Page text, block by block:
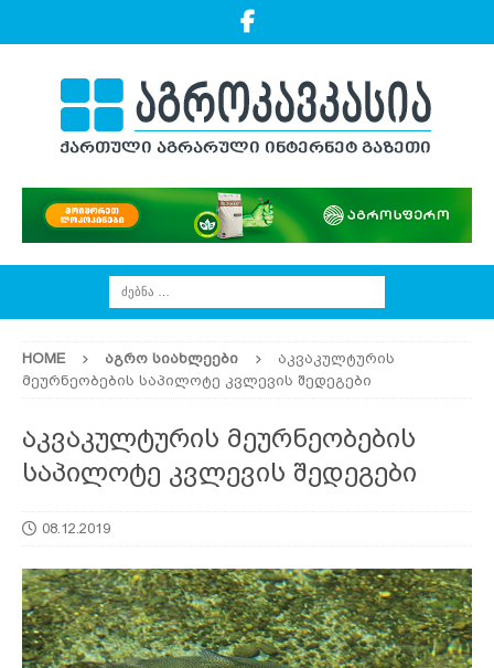
HOME ᲐᲒᲠᲝ ᲡᲘᲐᲮᲚᲔᲔᲑᲘ
აკვაკულტურის
მეურნეობების საპილოტე კვლევის შედეგები
აკვაკულტურის მეურნეობების
საპილოტე კვლევის შედეგები
08.12.2019